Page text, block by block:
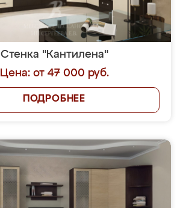
Стенка "Кантилена"
Цена: от 47 000 руб.
ПОДРОБНЕЕ